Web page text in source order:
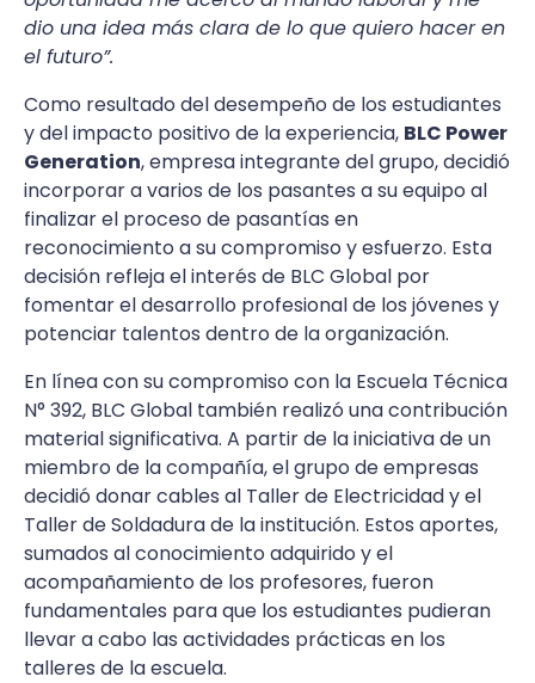
dio una idea más clara de lo que quiero hacer en
el futuro”.
Como resultado del desempeño de los estudiantes
y del impacto positivo de la experiencia, BLC Power
Generation, empresa integrante del grupo, decidió
incorporar a varios de los pasantes a su equipo al
finalizar el proceso de pasantías en
reconocimiento a su compromiso y esfuerzo. Esta
decisión refleja el interés de BLC Global por
fomentar el desarrollo profesional de los jóvenes y
potenciar talentos dentro de la organización.
En línea con su compromiso con la Escuela Técnica
N° 392, BLC Global también realizó una contribución
material significativa. A partir de la iniciativa de un
miembro de la compañía, el grupo de empresas
decidió donar cables al Taller de Electricidad y el
Taller de Soldadura de la institución. Estos aportes,
sumados al conocimiento adquirido y el
acompañamiento de los profesores, fueron
fundamentales para que los estudiantes pudieran
llevar a cabo las actividades prácticas en los
talleres de la escuela.